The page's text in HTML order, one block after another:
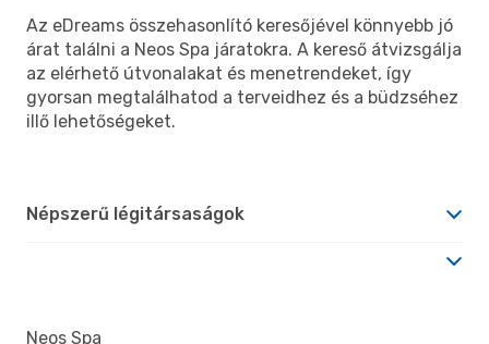
Az eDreams összehasonlító keresőjével könnyebb jó
árat találni a Neos Spa járatokra. A kereső átvizsgálja
az elérhető útvonalakat és menetrendeket, így
gyorsan megtalálhatod a terveidhez és a büdzséhez
illő lehetőségeket.
Népszerű légitársaságok
Neos Spa